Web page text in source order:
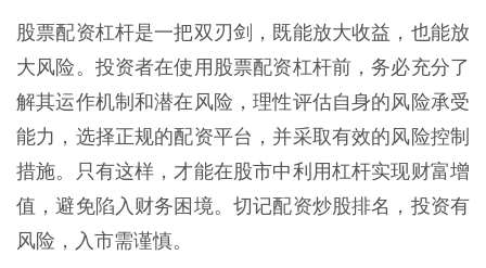
股票配资杠杆是一把双刃剑，既能放大收益，也能放
大风险。投资者在使用股票配资杠杆前，务必充分了
解其运作机制和潜在风险，理性评估自身的风险承受
能力，选择正规的配资平台，并采取有效的风险控制
措施。只有这样，才能在股市中利用杠杆实现财富增
值，避免陷入财务困境。切记配资炒股排名，投资有
风险，入市需谨慎。